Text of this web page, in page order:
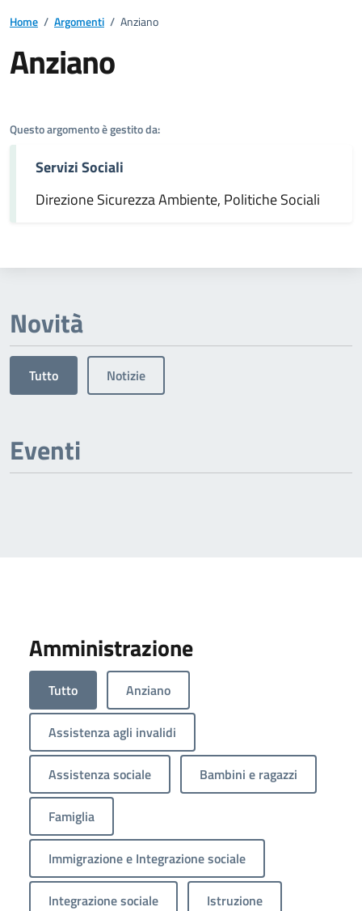
Home / Argomenti / Anziano
Anziano
Questo argomento è gestito da:
Servizi Sociali
Direzione Sicurezza Ambiente, Politiche Sociali
Novità
Tutto Notizie
Eventi
Amministrazione
Tutto Anziano
Assistenza agli invalidi
Assistenza sociale Bambini e ragazzi
Famiglia
Immigrazione e Integrazione sociale
Integrazione sociale Istruzione